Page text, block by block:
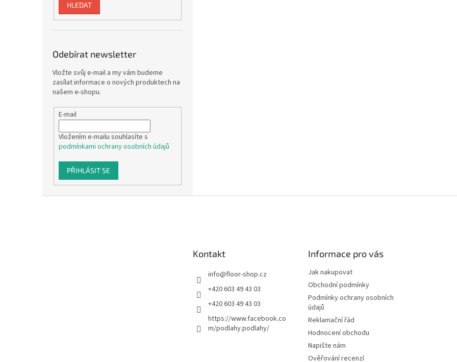
HLEDAT
Odebírat newsletter
Vložte svůj e-mail a my vám budeme
zasílat informace o nových produktech na
našem e-shopu.
E-mail
Vložením e-mailu souhlasíte s
podmínkami ochrany osobních údajů
PŘIHLÁSIT SE
Kontakt
info@floor-shop.cz
+420 603 49 43 03
+420 603 49 43 03
https://www.facebook.co
m/podlahy.podlahy/
Informace pro vás
Jak nakupovat
Obchodní podmínky
Podmínky ochrany osobních
údajů
Reklamační řád
Hodnocení obchodu
Napište nám
Ověřování recenzí